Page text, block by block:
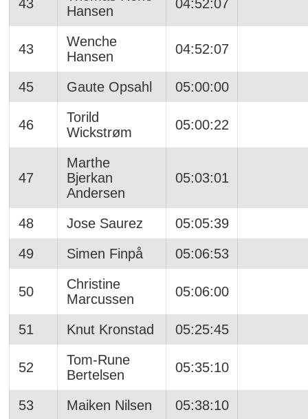
43
Hansen
04:52:07
43
Wenche
Hansen
04:52:07
45 Gaute Opsahl 05:00:00
46
Torild
Wickstrøm
05:00:22
47
Marthe
Bjerkan
Andersen
05:03:01
48 Jose Saurez
05:05:39
49
Simen Finpå 05:06:53
50
Christine
Marcussen
05:06:00
51 Knut Kronstad 05:25:45
52
Tom-Rune
Bertelsen
05:35:10
53 Maiken Nilsen 05:38:10